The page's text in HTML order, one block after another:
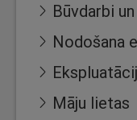
Būvdarbi
Nodošana
Māju lietas